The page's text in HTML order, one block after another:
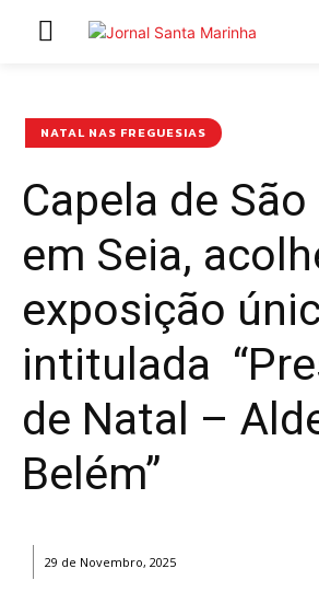
ÚLTIMAS NOTÍCIAS
ARTIGOS DE OPINIÃO
Secções
MARCHAS POPULARES DE SÃO JOÃO 2026
NATAL NAS FREGUESIAS
ATUALIDADE
POLÍTICA
REGIÃO
CULTURA E LAZER
SOCIEDADE
EMPRESAS E INOVAÇÃO
DESPORTO
NATAL NAS FREGUESIAS
Capela de
em Seia,
exposição
intitulada
de Natal –
Belém”
29 de Novembro, 2025